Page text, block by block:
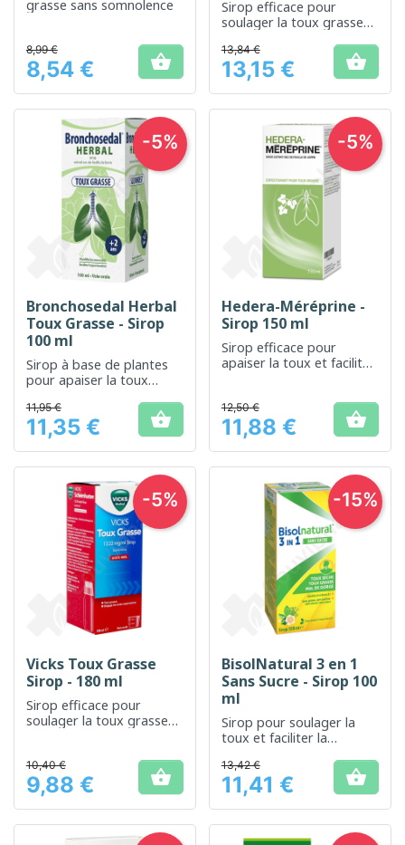
grasse sans somnolence
Prix
8,99 €
8,54 € 
Sirop efficace pour
soulager la toux grasse
Prix
13,84 €
13,15 € 
Bronchosedal Herbal
Toux Grasse - Sirop
100 ml
Sirop à base de plantes
pour apaiser la toux
Prix
11,95 €
11,35 € 
-5%
Hedera-Méréprine -
Sirop 150 ml
Sirop efficace pour
apaiser la toux et faciliter
Prix
12,50 €
11,88 € 
-5%
Vicks Toux Grasse
Sirop - 180 ml
Sirop efficace pour
soulager la toux grasse
Prix
10,40 €
9,88 € 
-5%
BisolNatural 3 en 1
Sans Sucre - Sirop 100
ml
Sirop pour soulager la
toux et faciliter la
Prix
13,42 €
11,41 € 
-15%